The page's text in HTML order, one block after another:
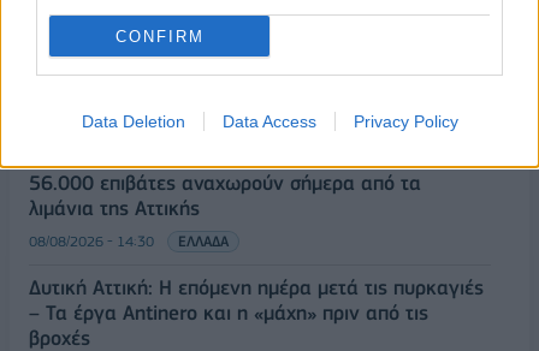
CONFIRM
Data Deletion Data Access Privacy Policy
ΡΟΗ ΕΙΔΗΣΕΩΝ
56.000 επιβάτες αναχωρούν σήμερα από τα
λιμάνια της Αττικής
08/08/2026 - 14:30 ΕΛΛΑΔΑ
Δυτική Αττική: Η επόμενη ημέρα μετά τις πυρκαγιές
– Τα έργα Antinero και η «μάχη» πριν από τις
βροχές